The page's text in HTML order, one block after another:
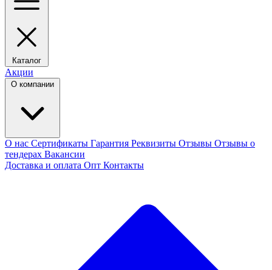
Каталог
Акции
О компании
О нас Сертификаты Гарантия Реквизиты Отзывы Отзывы о
тендерах Вакансии
Доставка и оплата Опт Контакты